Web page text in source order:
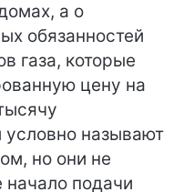
а о
обязанностей
газа, которые
цену на
называют
но они не
подачи